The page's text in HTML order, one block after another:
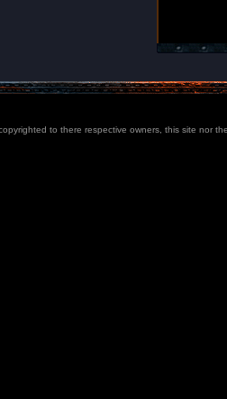
to there respective owners, this site nor